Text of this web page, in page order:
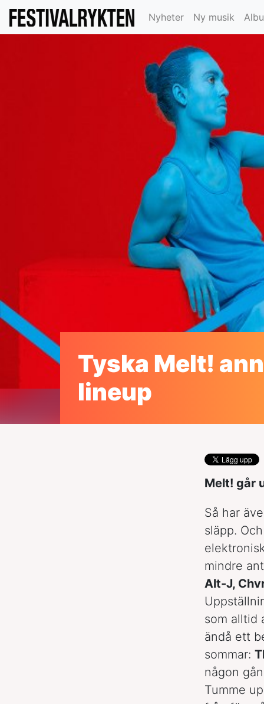
Nyheter Ny musik
Tyska Melt!
lineup
Melt! går
Så har
släpp.
mindre
Alt-J,
som alltid
ändå ett
sommar:
någon
Tumme